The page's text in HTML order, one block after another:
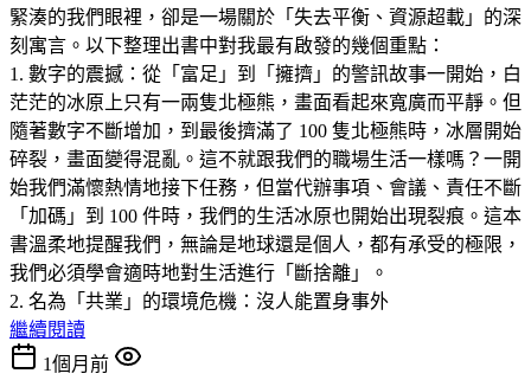
緊湊的我們眼裡，卻是一場關於「失去平衡、資源超載」的深
刻寓言。以下整理出書中對我最有啟發的幾個重點：
1. 數字的震撼：從「富足」到「擁擠」的警訊故事一開始，白
茫茫的冰原上只有一兩隻北極熊，畫面看起來寬廣而平靜。但
隨著數字不斷增加，到最後擠滿了 100 隻北極熊時，冰層開始
碎裂，畫面變得混亂。這不就跟我們的職場生活一樣嗎？一開
始我們滿懷熱情地接下任務，但當代辦事項、會議、責任不斷
「加碼」到 100 件時，我們的生活冰原也開始出現裂痕。這本
書溫柔地提醒我們，無論是地球還是個人，都有承受的極限，
我們必須學會適時地對生活進行「斷捨離」。
2. 名為「共業」的環境危機：沒人能置身事外
繼續閱讀
1個月前